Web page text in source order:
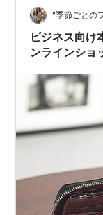
"季節ごとの
ビジネス向け
ンラインショ